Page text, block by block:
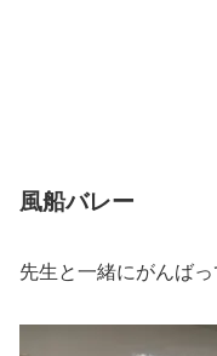
風船バレー
先生と一緒にがんばっ